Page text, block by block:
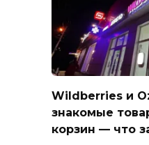
Wildberries и
знакомые
корзин — что